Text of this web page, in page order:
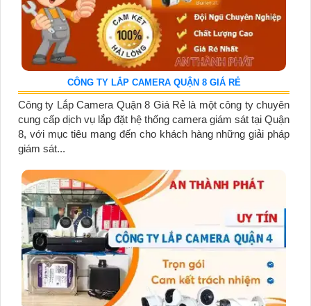
CÔNG TY LẮP CAMERA QUẬN 8 GIÁ RẺ
Công ty Lắp Camera Quận 8 Giá Rẻ là một công ty chuyên
cung cấp dịch vụ lắp đặt hệ thống camera giám sát tại Quận
8, với mục tiêu mang đến cho khách hàng những giải pháp
giám sát...